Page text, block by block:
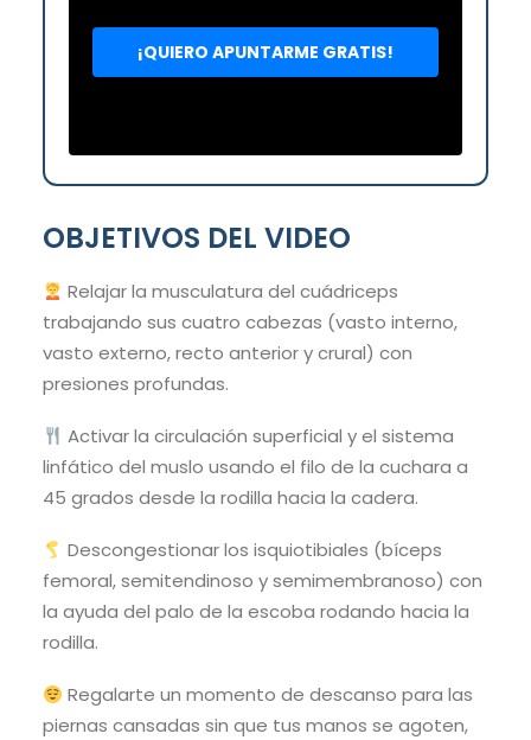
OBJETIVOS DEL VIDEO
Relajar la musculatura del cuádriceps
trabajando sus cuatro cabezas (vasto interno,
vasto externo, recto anterior y crural) con
presiones profundas.
Activar la circulación superficial y el sistema
linfático del muslo usando el filo de la cuchara a
45 grados desde la rodilla hacia la cadera.
Descongestionar los isquiotibiales (bíceps
femoral, semitendinoso y semimembranoso) con
la ayuda del palo de la escoba rodando hacia la
rodilla.
Regalarte un momento de descanso para las
piernas cansadas sin que tus manos se agoten,